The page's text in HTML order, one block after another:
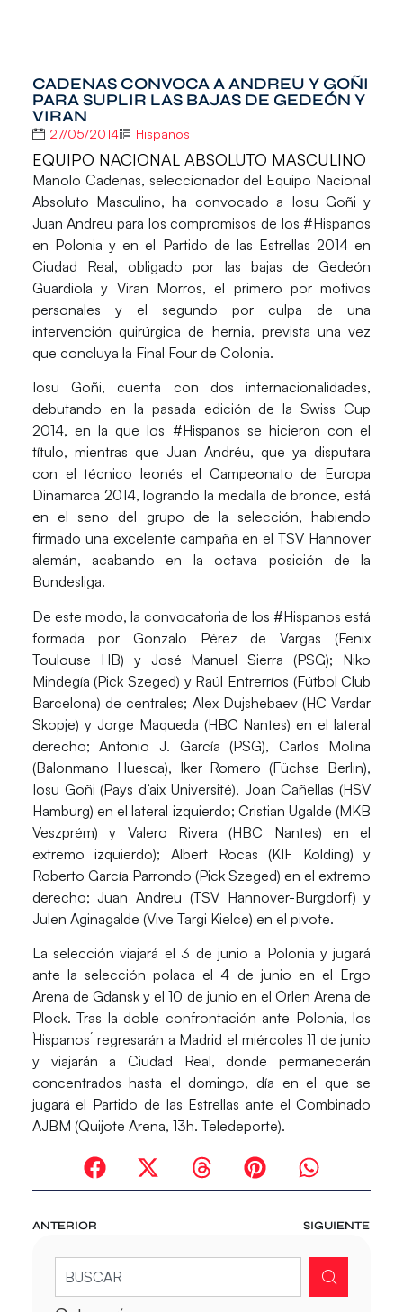
CADENAS CONVOCA A ANDREU Y GOÑI
PARA SUPLIR LAS BAJAS DE GEDEÓN Y
VIRAN
27/05/2014 Hispanos
EQUIPO NACIONAL ABSOLUTO MASCULINO
Manolo Cadenas, seleccionador del Equipo Nacional
Absoluto Masculino, ha convocado a Iosu Goñi y
Juan Andreu para los compromisos de los #Hispanos
en Polonia y en el Partido de las Estrellas 2014 en
Ciudad Real, obligado por las bajas deGedeón
Guardiola y Viran Morros, el primero por motivos
personales y el segundo por culpa de una
intervención quirúrgica de hernia, prevista una vez
que concluya la Final Four de Colonia.
Iosu Goñi, cuenta con dos internacionalidades,
debutando en la pasada edición de la Swiss Cup
2014, en la que los #Hispanos se hicieron con el
título, mientras que Juan Andréu, que ya disputara
con el técnico leonés el Campeonato de Europa
Dinamarca 2014, logrando la medalla de bronce, está
en el seno del grupo de la selección, habiendo
firmado una excelente campaña en el TSV Hannover
alemán, acabando en la octava posición de la
Bundesliga.
De este modo, la convocatoria de los #Hispanos está
formada por Gonzalo Pérez de Vargas (Fenix
Toulouse HB) y José Manuel Sierra (PSG); Niko
Mindegía (Pick Szeged) y Raúl Entrerríos (Fútbol Club
Barcelona) de centrales; Alex Dujshebaev(HC Vardar
Skopje) y Jorge Maqueda (HBC Nantes) en el lateral
derecho;Antonio J. García (PSG), Carlos Molina
(Balonmano Huesca), Iker Romero (Füchse Berlin),
Iosu Goñi (Pays d’aix Université), Joan Cañellas (HSV
Hamburg) en el lateral izquierdo; Cristian Ugalde (MKB
Veszprém) y Valero Rivera (HBC Nantes) en el
extremo izquierdo); Albert Rocas (KIF Kolding) y
Roberto García Parrondo (Pick Szeged) en el extremo
derecho; Juan Andreu (TSV Hannover-Burgdorf) y
Julen Aginagalde (Vive Targi Kielce) en el pivote.
La selección viajará el 3 de junio a Polonia y jugará
ante la selección polaca el 4 de junio en el Ergo
Arena de Gdansk y el 10 de junio en el Orlen Arena de
Plock. Tras la doble confrontación ante Polonia, los
`Hispanos´ regresarán a Madrid el miércoles 11 de junio
y viajarán a Ciudad Real, donde permanecerán
concentrados hasta el domingo, día en el que se
jugará el Partido de las Estrellas ante el Combinado
AJBM (Quijote Arena, 13h. Teledeporte).
ANTERIOR SIGUIENTE